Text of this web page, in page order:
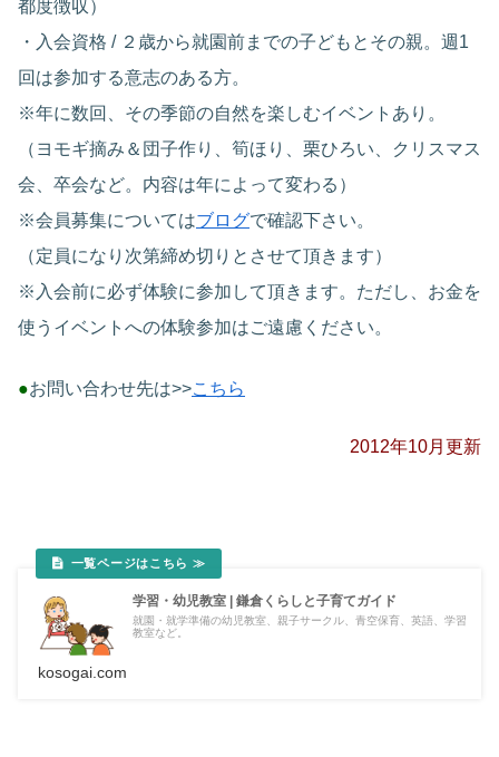
都度徴収）
・入会資格 / ２歳から就園前までの子どもとその親。週1
回は参加する意志のある方。
※年に数回、その季節の自然を楽しむイベントあり。
（ヨモギ摘み＆団子作り、筍ほり、栗ひろい、クリスマス
会、卒会など。内容は年によって変わる）
※会員募集についてはブログで確認下さい。
（定員になり次第締め切りとさせて頂きます）
※入会前に必ず体験に参加して頂きます。ただし、お金を
使うイベントへの体験参加はご遠慮ください。
●お問い合わせ先は>>こちら
2012年10月更新
学習・幼児教室 | 鎌倉くらしと子育てガイド
就園・就学準備の幼児教室、親子サークル、青空保育、英語、学習
教室など。
kosogai.com